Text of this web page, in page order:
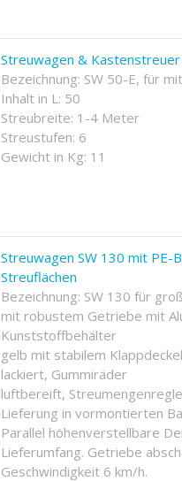
Streuwagen &
Bezeichnung: SW 50-E, für
Inhalt in L: 50
Streubreite: 1-4 Meter
Streustufen: 6
Gewicht in Kg: 11
Streuwagen SW 130 mit PE-
Streuflächen
Bezeichnung: SW 130 für
mit robustem Getriebe mit
Kunststoffbehälter
gelb mit stabilem
lackiert, Gummiräder
luftbereift,
Lieferung in vormontierten
Parallel höhenverstellbare
Lieferumfang. Getriebe
Geschwindigkeit 6 km/h.